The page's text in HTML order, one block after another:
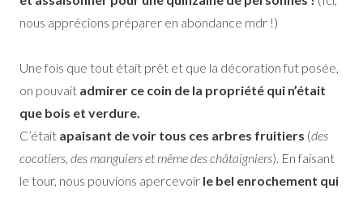
nous apprécions préparer en abondance mdr !)
Une fois que tout était prêt et que la décoration fut posée,
on pouvait admirer ce coin de la propriété qui n’était
que bois et verdure.
C’était apaisant de voir tous ces arbres fruitiers (des
cocotiers, des manguiers et même des châtaigniers). En faisant
le tour, nous pouvions apercevoir le bel enrochement qui